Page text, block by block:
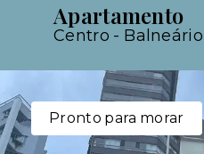
Apartamento
Centro -
Pronto para morar